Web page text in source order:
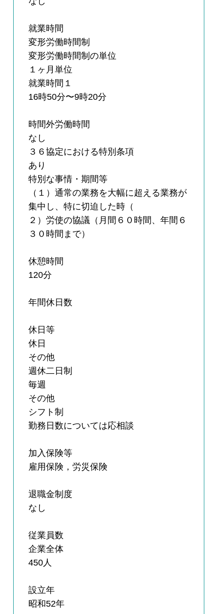
就業時間
変形労働時間制
変形労働時間制の単位
１ヶ月単位
就業時間１
16時50分〜9時20分
時間外労働時間
なし
３６協定における特別条項
あり
特別な事情・期間等
（１）通常の業務を大幅に超える業務が
集中し、特に切迫した時（
２）労使の協議（月間６０時間、年間６
３０時間まで）
休憩時間
120分
年間休日数
休日等
休日
その他
週休二日制
毎週
その他
シフト制
勤務日数については応相談
加入保険等
雇用保険，労災保険
退職金制度
なし
従業員数
企業全体
450人
設立年
昭和52年